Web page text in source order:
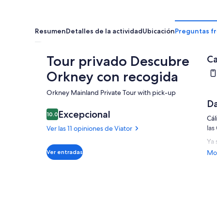
ResumenDetalles de la actividadUbicaciónPreguntas
Tour privado Descubre
Orkney con recogida
Orkney Mainland Private Tour with pick-up​
10.010.0 de 10
Excepcional
Ver las 11 opiniones de Viator
Ver entradas
Ya